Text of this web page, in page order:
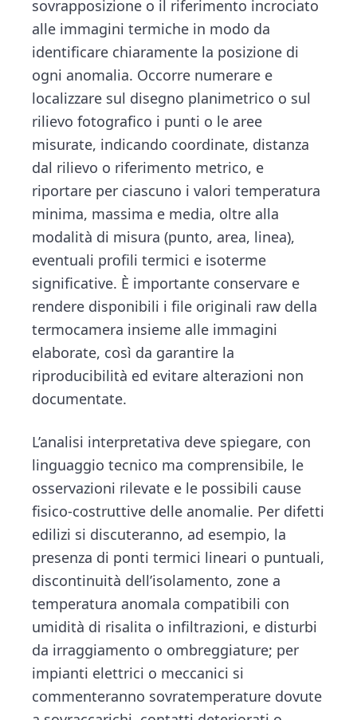
sovrapposizione o il riferimento incrociato
alle immagini termiche in modo da
identificare chiaramente la posizione di
ogni anomalia. Occorre numerare e
localizzare sul disegno planimetrico o sul
rilievo fotografico i punti o le aree
misurate, indicando coordinate, distanza
dal rilievo o riferimento metrico, e
riportare per ciascuno i valori temperatura
minima, massima e media, oltre alla
modalità di misura (punto, area, linea),
eventuali profili termici e isoterme
significative. È importante conservare e
rendere disponibili i file originali raw della
termocamera insieme alle immagini
elaborate, così da garantire la
riproducibilità ed evitare alterazioni non
documentate.
L’analisi interpretativa deve spiegare, con
linguaggio tecnico ma comprensibile, le
osservazioni rilevate e le possibili cause
fisico-costruttive delle anomalie. Per difetti
edilizi si discuteranno, ad esempio, la
presenza di ponti termici lineari o puntuali,
discontinuità dell’isolamento, zone a
temperatura anomala compatibili con
umidità di risalita o infiltrazioni, e disturbi
da irraggiamento o ombreggiature; per
impianti elettrici o meccanici si
commenteranno sovratemperature dovute